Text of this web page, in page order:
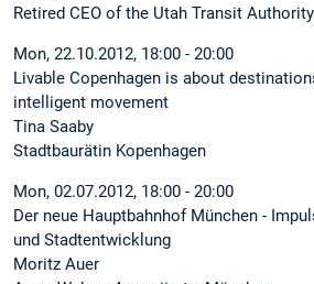
Retired CEO of the Utah Transit
Mon, 22.10.2012, 18:00 - 20:00
Livable Copenhagen is about
intelligent movement
Tina Saaby
Stadtbaurätin Kopenhagen
Mon, 02.07.2012, 18:00 - 20:00
Der neue Hauptbahnhof München -
und Stadtentwicklung
Moritz Auer